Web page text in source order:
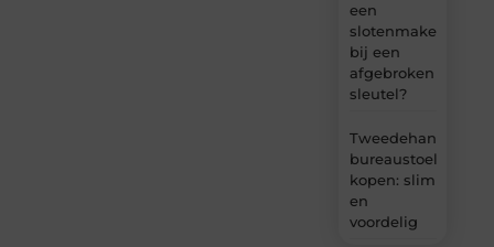
een
slotenmaker
bij een
afgebroken
sleutel?
Tweedehands
bureaustoel
kopen: slim
en
voordelig